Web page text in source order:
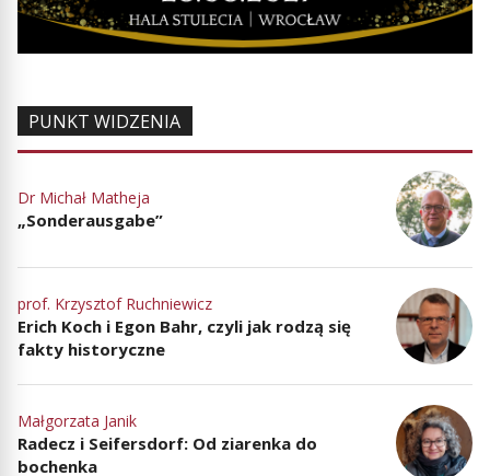
PUNKT WIDZENIA
Dr Michał Matheja
„Sonderausgabe”
prof. Krzysztof Ruchniewicz
Erich Koch i Egon Bahr, czyli jak rodzą się
fakty historyczne
Małgorzata Janik
Radecz i Seifersdorf: Od ziarenka do
bochenka